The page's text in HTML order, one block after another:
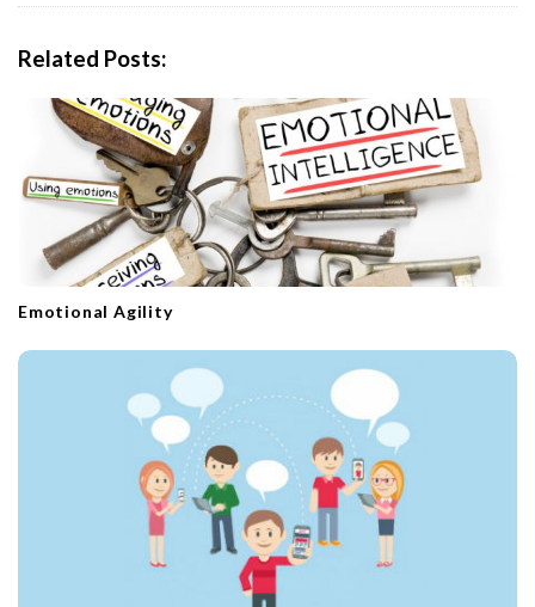
Related Posts:
Emotional Agility